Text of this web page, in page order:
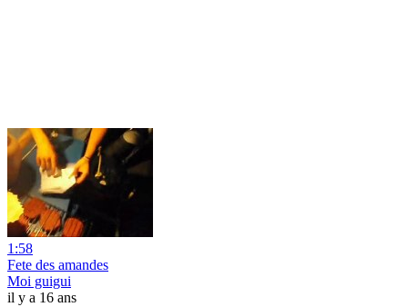
1:58
Fete des amandes
Moi guigui
il y a 16 ans